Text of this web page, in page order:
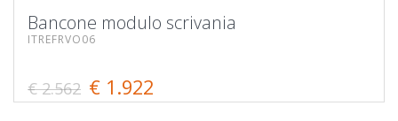
Bancone modulo scrivania
ITREFRVO06
€ 2.562 € 1.922